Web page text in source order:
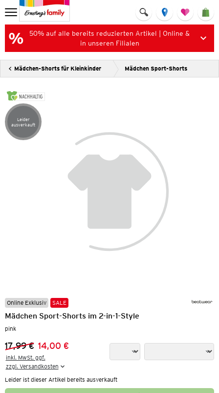
50% auf alle bereits reduzierten Artikel | Online &
in unseren Filialen
Mädchen-Shorts für Kleinkinder Mädchen Sport-Shorts
NACHHALTIG
Artikel leider ausverkauft
Leider
ausverkauft
Online Exklusiv SALE
Mädchen Sport-Shorts im 2-in-1-Style
pink
Vorheriger Preis:
17,99 €
Neuer Preis:
14,00 €
inkl. MwSt. ggf.
zzgl. Versandkosten
Leider ist dieser Artikel bereits ausverkauft